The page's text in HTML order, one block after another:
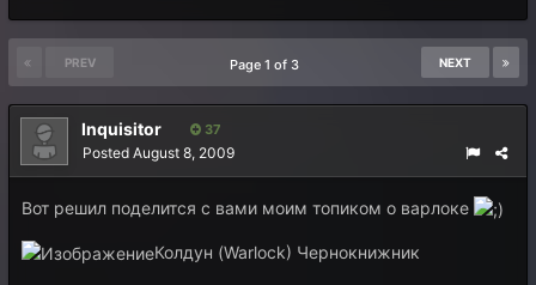
PREV NEXT
Page 1 of 3
Inquisitor 37
Posted August 8, 2009
Вот решил поделится с вами моим топиком о варлоке
Колдун (Warlock) Чернокнижник